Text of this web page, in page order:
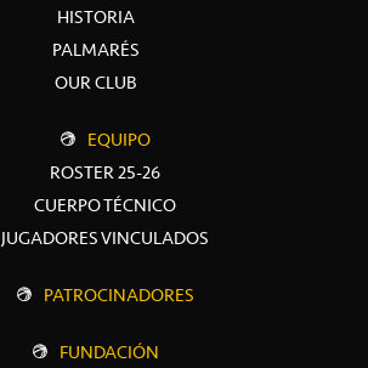
HISTORIA
PALMARÉS
OUR CLUB
EQUIPO
ROSTER 25-26
CUERPO TÉCNICO
JUGADORES VINCULADOS
PATROCINADORES
FUNDACIÓN